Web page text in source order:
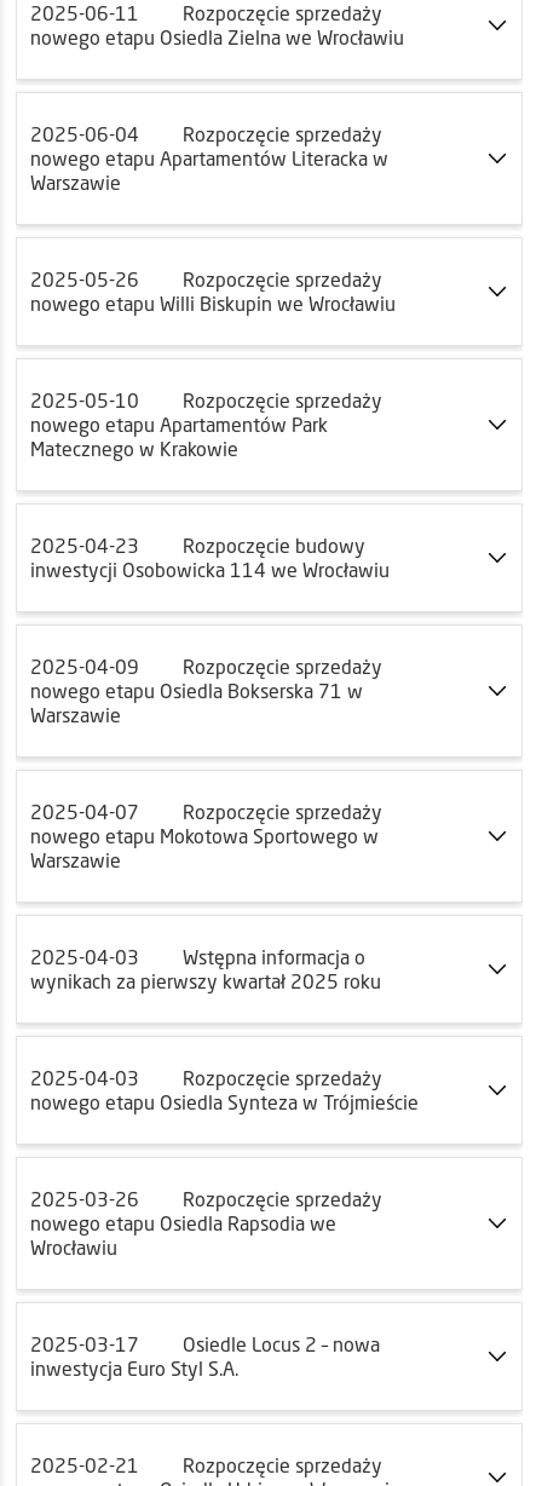
2025-06-11
Rozpoczęcie sprzedaży
nowego etapu Osiedla Zielna we Wrocławiu
2025-06-04
Rozpoczęcie sprzedaży
nowego etapu Apartamentów Literacka w
Warszawie
2025-05-26
Rozpoczęcie sprzedaży
nowego etapu Willi Biskupin we Wrocławiu
2025-05-10
Rozpoczęcie sprzedaży
nowego etapu Apartamentów Park
Matecznego w Krakowie
2025-04-23
Rozpoczęcie budowy
inwestycji Osobowicka 114 we Wrocławiu
2025-04-09
Rozpoczęcie sprzedaży
nowego etapu Osiedla Bokserska 71 w
Warszawie
2025-04-07
Rozpoczęcie sprzedaży
nowego etapu Mokotowa Sportowego w
Warszawie
2025-04-03
Wstępna informacja o
wynikach za pierwszy kwartał 2025 roku
2025-04-03
Rozpoczęcie sprzedaży
nowego etapu Osiedla Synteza w Trójmieście
2025-03-26
Rozpoczęcie sprzedaży
nowego etapu Osiedla Rapsodia we
Wrocławiu
2025-03-17
Osiedle Locus 2 – nowa
inwestycja Euro Styl S.A.
2025-02-21
Rozpoczęcie sprzedaży